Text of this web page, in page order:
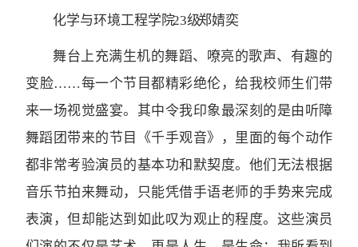
化学与环境工程学院 23级 郑婧奕
舞台上充满生机的舞蹈、嘹亮的歌声、有趣的
变脸……每一个节目都精彩绝伦，给我校师生们带
来一场视觉盛宴。其中令我印象最深刻的是由听障
舞蹈团带来的节目《千手观音》，里面的每个动作
都非常考验演员的基本功和默契度。他们无法根据
音乐节拍来舞动，只能凭借手语老师的手势来完成
表演，但却能达到如此叹为观止的程度。这些演员